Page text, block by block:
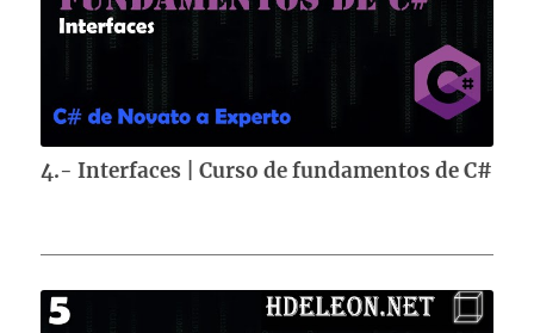
4.- Interfaces | Curso de fundamentos de C#